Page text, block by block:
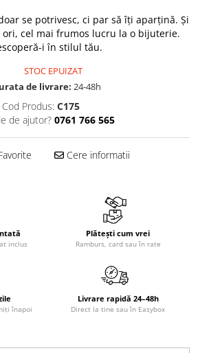
se potrivesc, ci par să îți aparțină. Și
ori, cel mai frumos lucru la o bijuterie.
i în stilul tău.
STOC EPUIZAT
de livrare: 24-48h
Cod Produs: C175
de ajutor? 0761 766 565
Cere informatii
inclus
Plătești cum vrei
Ramburs, card sau în rate
înapoi
Livrare rapidă 24–48h
Direct la tine sau în Easybox